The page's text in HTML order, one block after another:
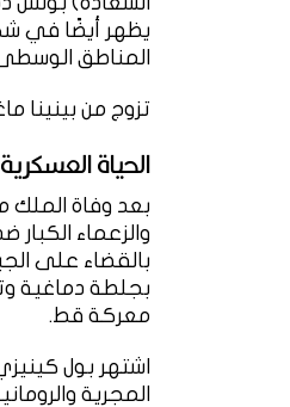
يظهر أيضًا في
المناطق
تزوج من بينينا
الحياة العسكرية
والزعماء
بالقضاء على
بجلطة دماغية
معركة قط.
اشتهر بول
المجرية